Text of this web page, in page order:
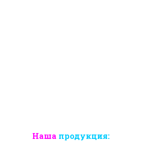
Наша продукция: